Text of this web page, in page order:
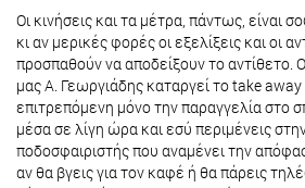
Οι κινήσεις και τα μέτρα, πάντως, είναι
κι αν μερικές φορές οι εξελίξεις και οι
προσπαθούν να αποδείξουν το αντίθετο.
μας Α. Γεωργιάδης καταργεί το take
επιτρεπόμενη μόνο την παραγγελία στο
μέσα σε λίγη ώρα και εσύ περιμένεις
ποδοσφαιριστής που αναμένει την
αν θα βγεις για τον καφέ ή θα πάρεις